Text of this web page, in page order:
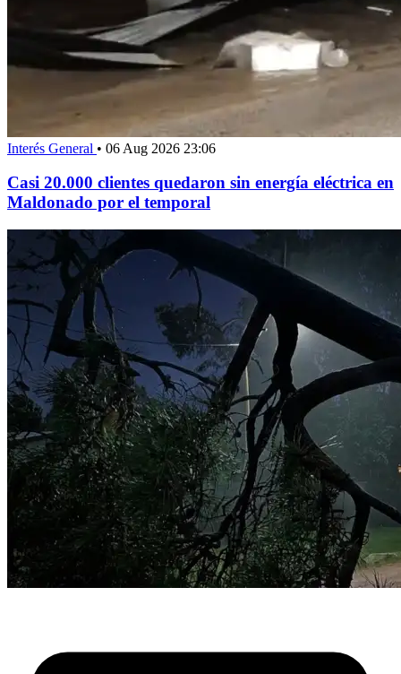
Interés General • 06 Aug 2026 23:06
Casi 20.000 clientes quedaron sin energía eléctrica en
Maldonado por el temporal